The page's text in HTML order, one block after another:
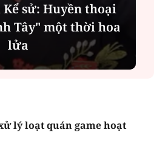
phương 2 cấp: Dịch
càng gần dân
lý loạt quán game hoạt